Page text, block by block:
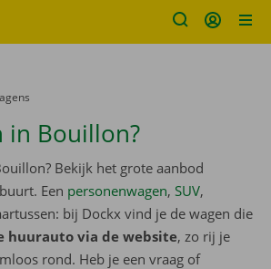
in Bouillon?
Bekijk het grote aanbod
Een personenwagen, SUV,
bij Dockx vind je de wagen die
huurauto via de website, zo rij je
rond. Heb je een vraag of